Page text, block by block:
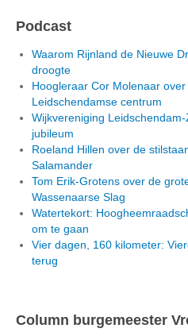
Podcast
Waarom Rijnland de Nieuwe
droogte
Hoogleraar Cor Molenaar
Leidschendamse centrum
Wijkvereniging
jubileum
Roeland Hillen over de
Salamander
Tom Erik-Grotens over de
Wassenaarse Slag
Watertekort:
om te gaan
Vier dagen, 160 kilometer:
terug
Column burgemeester